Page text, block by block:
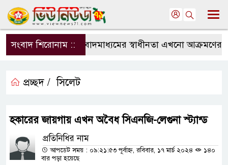
সংবাদ শিরোনাম ::সংবাদমাধ্যমের স্বাধীনতা এখনো আক্রমণের
প্রচ্ছদ / সিলেট
হকারের জায়গায় এখন অবৈধ সিএনজি-লেগুনা স্ট্যান্ড
প্রতিনিধির নাম
আপডেট সময় : ০৯:২১:৫৩ পূর্বাহ্ন, রবিবার, ১৭ মার্চ ২০২৪
১৪০
বার পড়া হয়েছে